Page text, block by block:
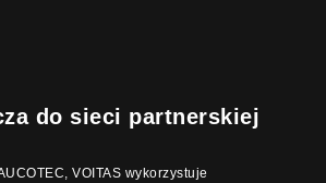
do sieci partnerskiej
VOITAS wykorzystuje